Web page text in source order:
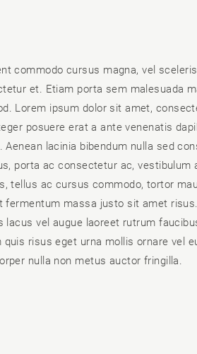
commodo cursus magna, vel
et. Etiam porta sem malesuada
Lorem ipsum dolor sit amet,
posuere erat a ante venenatis
Aenean lacinia bibendum nulla sed
porta ac consectetur ac, vestibulum
tellus ac cursus commodo, tortor
fermentum massa justo sit amet
lacus vel augue laoreet rutrum
quis risus eget urna mollis ornare vel
nulla non metus auctor fringilla.